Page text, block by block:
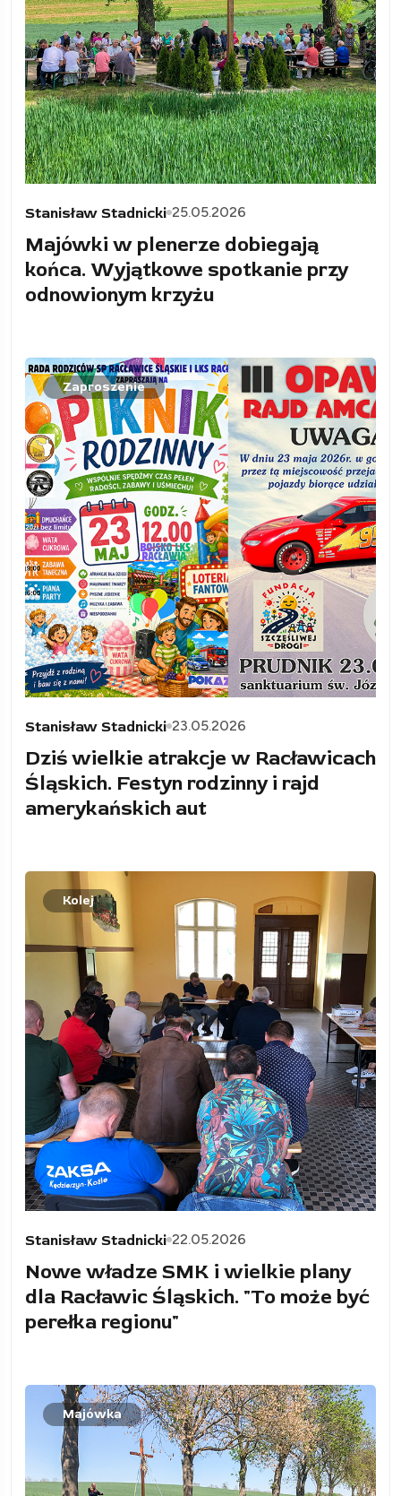
Stanisław Stadnicki 25.05.2026
Majówki w plenerze dobiegają
końca. Wyjątkowe spotkanie przy
odnowionym krzyżu
Zaproszenie
Stanisław Stadnicki 23.05.2026
Dziś wielkie atrakcje w Racławicach
Śląskich. Festyn rodzinny i rajd
amerykańskich aut
Kolej
Stanisław Stadnicki 22.05.2026
Nowe władze SMK i wielkie plany
dla Racławic Śląskich. "To może być
perełka regionu"
Majówka